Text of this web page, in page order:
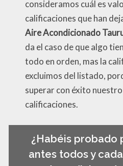
consideramos cuál es
calificaciones que han
Aire Acondicionado
da el caso de que algo
todo en orden, mas la
excluimos del listado,
superar con éxito
calificaciones.
¿Habéis probado
antes todos y